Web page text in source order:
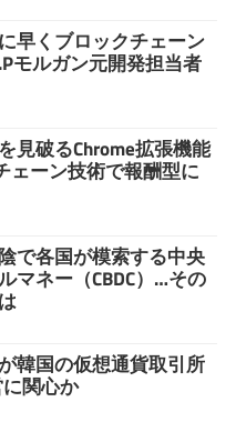
早くブロックチェーン
モルガン元開発担当者
見破るChrome拡張機能
ェーン技術で報酬型に
で各国が模索する中央
マネー（CBDC）…その
韓国の仮想通貨取引所
関心か